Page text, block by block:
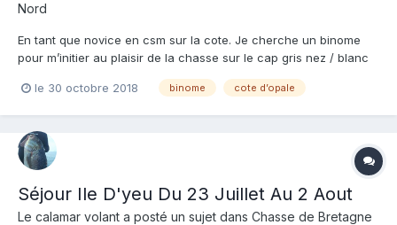
Nord
En tant que novice en csm sur la cote. Je cherche un binome
pour m’initier au plaisir de la chasse sur le cap gris nez / blanc
nez? Je suis deja en contact avec crany ?? Je sais pas si il y a
beaucoup de fêlés pour chasser en ce moment dans les eaux
le 30 octobre 2018 binome cote d’opale
Séjour Ile D'yeu Du 23 Juillet Au 2 Aout
Le calamar volant a posté un sujet dans Chasse de Bretagne